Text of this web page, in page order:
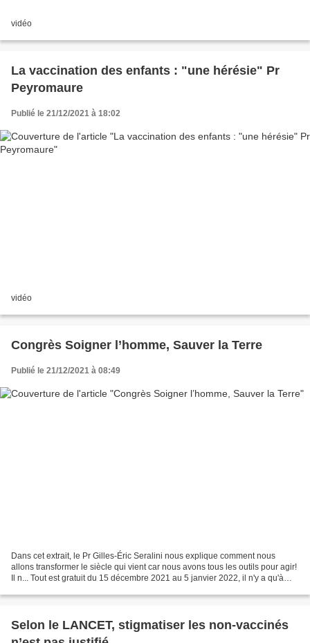
vidéo
La vaccination des enfants : "une hérésie" Pr
Peyromaure
Publié le 21/12/2021 à 18:02
vidéo
Congrès Soigner l’homme, Sauver la Terre
Publié le 21/12/2021 à 08:49
Dans cet extrait, le Pr Gilles-Éric Seralini nous explique comment nous
allons transformer le siècle qui vient car nous avons tous les outils pour agir!
Il n... Tout est gratuit du 15 décembre 2021 au 5 janvier 2022, il n'y a qu'à
Selon le LANCET, stigmatiser les non-vaccinés